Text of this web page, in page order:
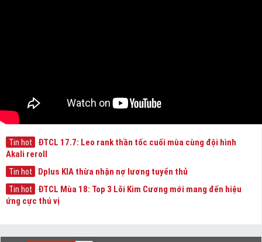
Tin hot
ĐTCL 17.7: Leo rank thần tốc cuối mùa cùng đội hình
Akali reroll
Tin hot Dplus KIA thừa nhận nợ lương tuyển thủ
Tin hot
ĐTCL Mùa 18: Top 3 Lõi Kim Cương mới mang đến hiệu
ứng cực thú vị